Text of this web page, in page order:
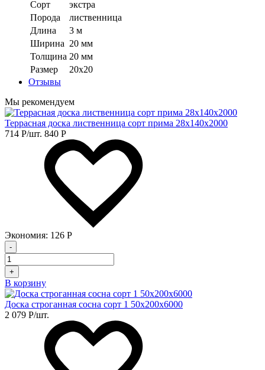
Сорт
экстра
Порода
лиственница
Длина
3 м
Ширина 20 мм
Толщина 20 мм
Размер
20х20
Отзывы
Мы рекомендуем
Террасная доска лиственница сорт прима 28х140х2000
714 Р/шт. 840 Р
Экономия: 126 Р
-
+
В корзину
Доска строганная сосна сорт 1 50х200х6000
2 079 Р/шт.